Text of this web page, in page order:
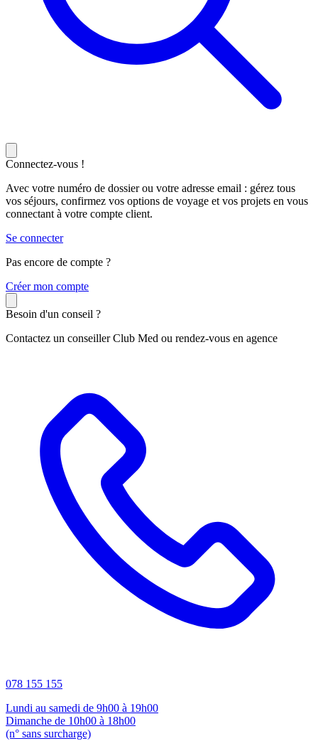
Connectez-vous !
Avec votre numéro de dossier ou votre adresse email : gérez tous
vos séjours, confirmez vos options de voyage et vos projets en vous
connectant à votre compte client.
Se connecter
Pas encore de compte ?
Créer mon compte
Besoin d'un conseil ?
Contactez un conseiller Club Med ou rendez-vous en agence
078 155 155
Lundi au samedi de 9h00 à 19h00
Dimanche de 10h00 à 18h00
(n° sans surcharge)